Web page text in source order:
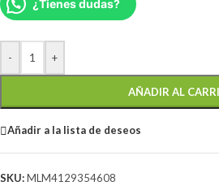
¿Tienes dudas?
- +
AÑADIR AL
Añadir a la lista de deseos
SKU:MLM4129354608